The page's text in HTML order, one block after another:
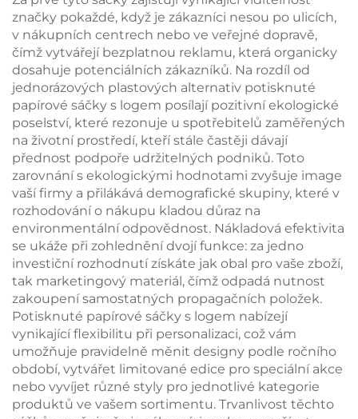
značky pokaždé, když je zákazníci nesou po ulicích,
v nákupních centrech nebo ve veřejné dopravě,
čímž vytvářejí bezplatnou reklamu, která organicky
dosahuje potenciálních zákazníků. Na rozdíl od
jednorázových plastových alternativ potisknuté
papírové sáčky s logem posílají pozitivní ekologické
poselství, které rezonuje u spotřebitelů zaměřených
na životní prostředí, kteří stále častěji dávají
přednost podpoře udržitelných podniků. Toto
zarovnání s ekologickými hodnotami zvyšuje image
vaší firmy a přilákává demografické skupiny, které v
rozhodování o nákupu kladou důraz na
environmentální odpovědnost. Nákladová efektivita
se ukáže při zohlednění dvojí funkce: za jedno
investiční rozhodnutí získáte jak obal pro vaše zboží,
tak marketingový materiál, čímž odpadá nutnost
zakoupení samostatných propagačních položek.
Potisknuté papírové sáčky s logem nabízejí
vynikající flexibilitu při personalizaci, což vám
umožňuje pravidelně měnit designy podle ročního
období, vytvářet limitované edice pro speciální akce
nebo vyvíjet různé styly pro jednotlivé kategorie
produktů ve vašem sortimentu. Trvanlivost těchto